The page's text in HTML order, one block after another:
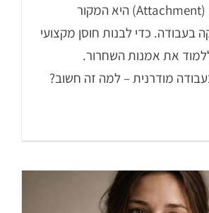
ההיצמדות הזו (Attachment) היא המקור
בעבודה. כדי לבנות חוסן מקצועי
את אמנות השחרור.
מודרנית – למה זה חשוב?